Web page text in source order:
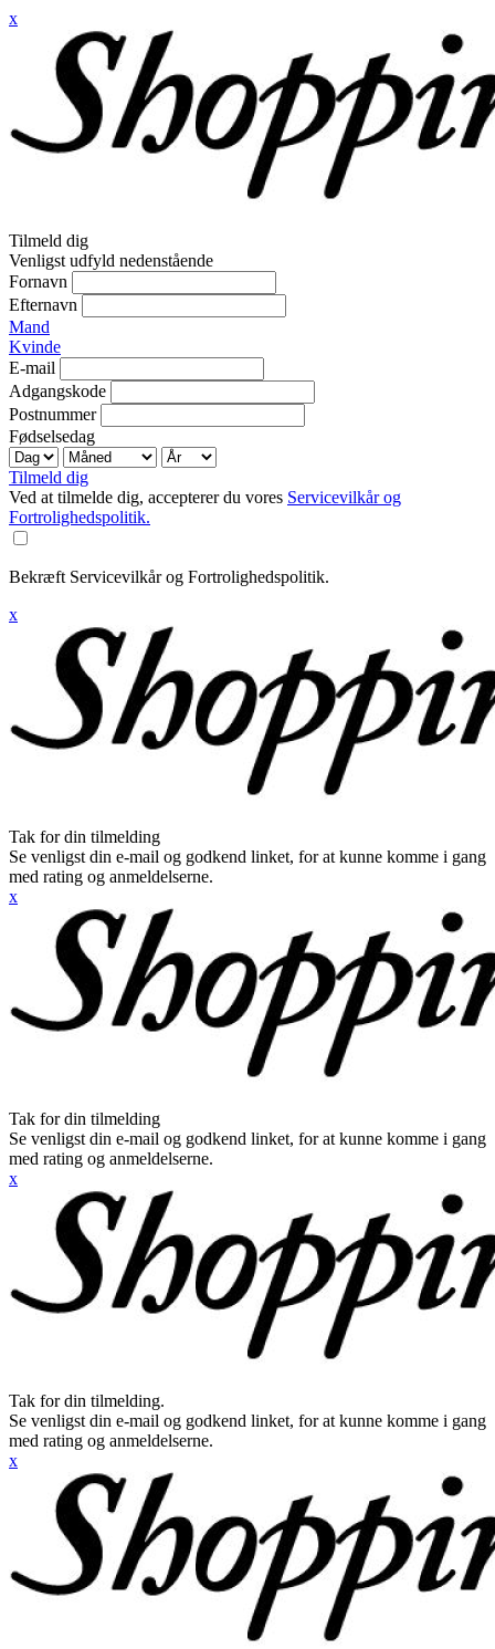
x
Tilmeld dig
Venligst udfyld nedenstående
Fornavn
Efternavn
Mand
Kvinde
E-mail
Adgangskode
Postnummer
Fødselsedag
Tilmeld dig
Ved at tilmelde dig, accepterer du vores Servicevilkår og
Fortrolighedspolitik.
Bekræft Servicevilkår og Fortrolighedspolitik.
x
Tak for din tilmelding
Se venligst din e-mail og godkend linket, for at kunne komme i gang
med rating og anmeldelserne.
x
Tak for din tilmelding
Se venligst din e-mail og godkend linket, for at kunne komme i gang
med rating og anmeldelserne.
x
Tak for din tilmelding.
Se venligst din e-mail og godkend linket, for at kunne komme i gang
med rating og anmeldelserne.
x